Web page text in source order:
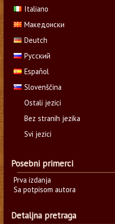
Italiano
Македонски
Deutch
Русский
Español
Slovenščina
Ostali jezici
Bez stranih jezika
Svi jezici
Posebni primerci
Prva izdanja
Sa potpisom autora
Detaljna pretraga